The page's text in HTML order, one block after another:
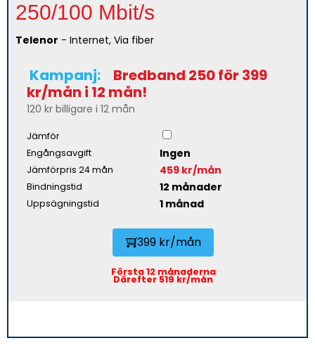
250/100 Mbit/s
Telenor - Internet, Via fiber
Kampanj:
Bredband 250 för 399
kr/mån i 12 mån!
120 kr billigare i 12 mån
Jämför
Engångsavgift
Ingen
Jämförpris 24 mån 459 kr/mån
Bindningstid 12 månader
Uppsägningstid 1 månad
399 kr/mån
Första 12 månaderna
Därefter 519 kr/mån